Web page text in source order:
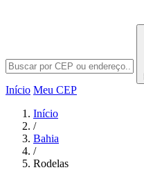
Início Meu CEP
Início
/
Bahia
/
Rodelas